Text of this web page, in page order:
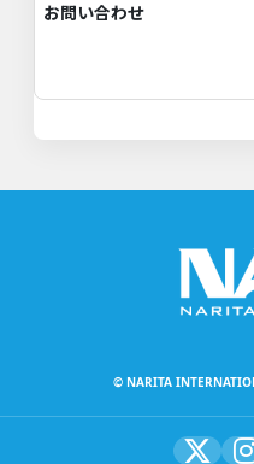
お問い合わせ
© NARITA